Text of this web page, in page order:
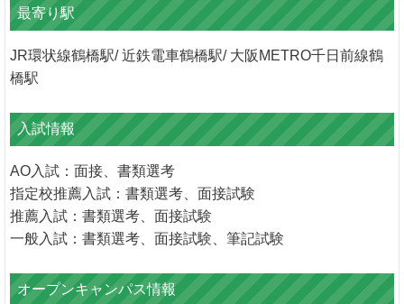
最寄り駅
JR環状線鶴橋駅/ 近鉄電車鶴橋駅/ 大阪METRO千日前線鶴
橋駅
入試情報
AO入試：面接、書類選考
指定校推薦入試：書類選考、面接試験
推薦入試：書類選考、面接試験
一般入試：書類選考、面接試験、筆記試験
オープンキャンパス情報